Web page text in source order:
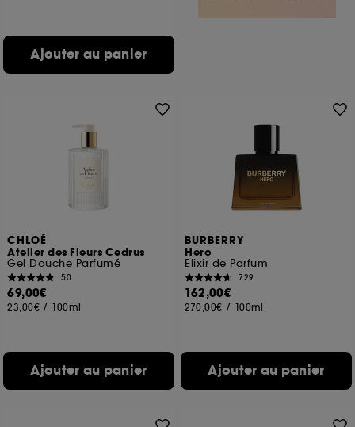
Ajouter au panier
CHLOÉ
Atelier des Fleurs Cedrus
Gel Douche Parfumé
50
69,00€
23,00€ / 100ml
Ajouter au panier
BURBERRY
Hero
Elixir de Parfum
729
162,00€
270,00€ / 100ml
Ajouter au panier